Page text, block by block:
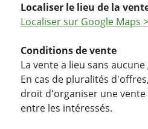
Localiser le lieu de la
Localiser sur Google Maps >
Conditions de vente
La vente a lieu sans
En cas de pluralités
droit d'organiser une vente
entre les intéressés.